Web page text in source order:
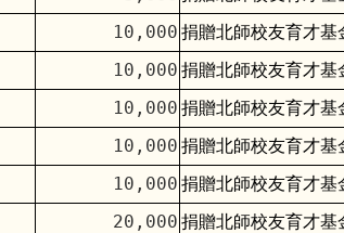
10,000 捐贈北師校友育才基
10,000 捐贈北師校友育才基
10,000 捐贈北師校友育才基
10,000 捐贈北師校友育才基
10,000 捐贈北師校友育才基
20,000 捐贈北師校友育才基